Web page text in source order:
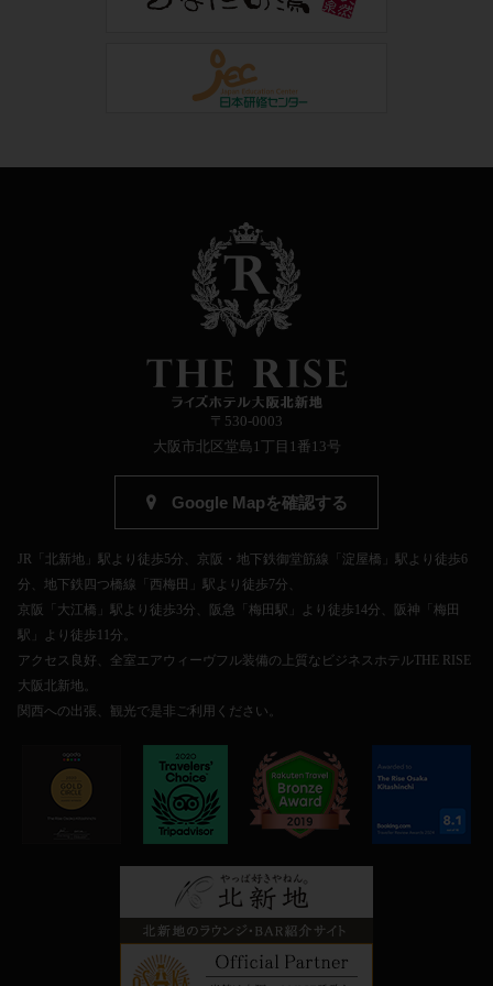
〒530-0003
大阪市北区堂島1丁目1番13号
Google Mapを確認する
JR「北新地」駅より徒歩5分、京阪・地下鉄御堂筋線「淀屋橋」駅より徒歩6
分、地下鉄四つ橋線「西梅田」駅より徒歩7分、
京阪「大江橋」駅より徒歩3分、阪急「梅田駅」より徒歩14分、阪神「梅田
駅」より徒歩11分。
アクセス良好、全室エアウィーヴフル装備の上質なビジネスホテルTHE RISE
大阪北新地。
関西への出張、観光で是非ご利用ください。